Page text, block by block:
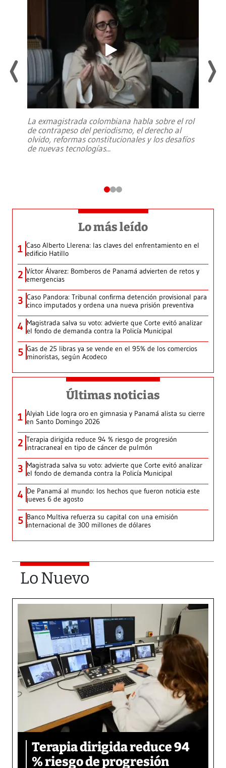
La exmagistrada colombiana habla sobre el rol
de contrapeso del periodismo, el derecho al
olvido, reformas constitucionales y los desafíos
de nuevas tecnologías...
Lo más leído
1 Caso Alberto Llerena: las claves del enfrentamiento en el
edificio Hatillo
2 Víctor Álvarez: Bomberos de Panamá advierten de retos y
emergencias
3 Caso Pandora: Tribunal confirma detención provisional para
cinco imputados y ordena una nueva prisión preventiva
4 Magistrada salva su voto: advierte que Corte evitó analizar
el fondo de demanda contra la Policía Municipal
5 Gas de 25 libras ya se vende en el 95% de los comercios
minoristas, según Acodeco
Últimas noticias
1 Alyiah Lide logra oro en gimnasia y Panamá alista su cierre
en Santo Domingo 2026
2 Terapia dirigida reduce 94 % riesgo de progresión
intracraneal en tipo de cáncer de pulmón
3 Magistrada salva su voto: advierte que Corte evitó analizar
el fondo de demanda contra la Policía Municipal
4 De Panamá al mundo: los hechos que fueron noticia este
jueves 6 de agosto
5 Banco Multiva refuerza su capital con una emisión
internacional de 300 millones de dólares
Lo Nuevo
Terapia dirigida reduce 94
% riesgo de progresión